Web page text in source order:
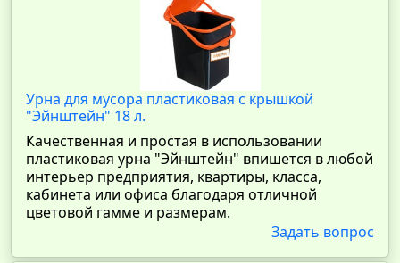
Урна для мусора пластиковая с крышкой
"Эйнштейн" 18 л.
Качественная и простая в использовании
пластиковая урна "Эйнштейн" впишется в любой
интерьер предприятия, квартиры, класса,
кабинета или офиса благодаря отличной
цветовой гамме и размерам.
Задать вопрос